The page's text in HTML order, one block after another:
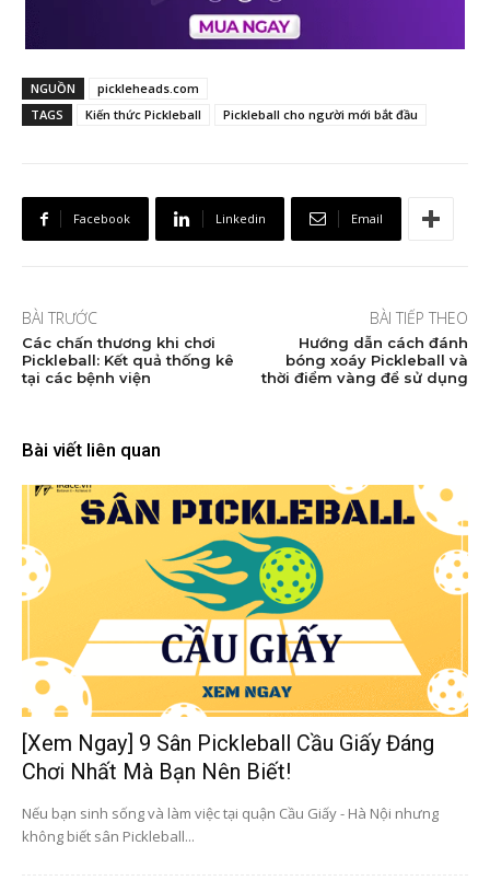
NGUỒN
pickleheads.com
TAGS
Kiến thức Pickleball Pickleball cho người mới bắt đầu
Facebook Linkedin Email
BÀI TRƯỚC
Các chấn thương khi chơi
Pickleball: Kết quả thống kê
tại các bệnh viện
BÀI TIẾP THEO
Hướng dẫn cách đánh
bóng xoáy Pickleball và
thời điểm vàng để sử dụng
Bài viết liên quan
[Xem Ngay] 9 Sân Pickleball Cầu Giấy Đáng
Chơi Nhất Mà Bạn Nên Biết!
Nếu bạn sinh sống và làm việc tại quận Cầu Giấy - Hà Nội nhưng
không biết sân Pickleball...